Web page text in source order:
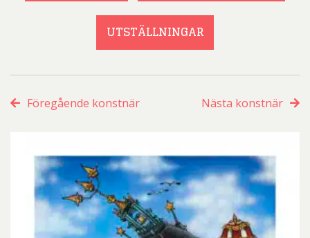
UTSTÄLLNINGAR
Föregående konstnär Nästa konstnär